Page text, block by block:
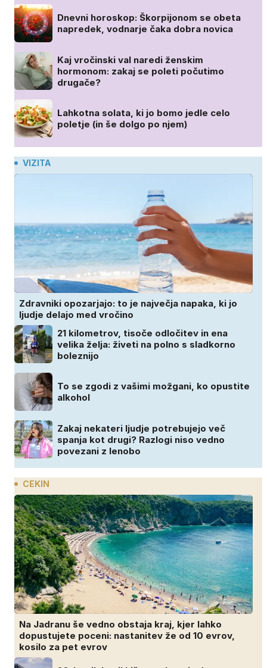
Dnevni horoskop: Škorpijonom se obeta
napredek, vodnarje čaka dobra novica
Kaj vročinski val naredi ženskim
hormonom: zakaj se poleti počutimo
drugače?
Lahkotna solata, ki jo bomo jedle celo
poletje (in še dolgo po njem)
VIZITA
Zdravniki opozarjajo: to je največja napaka, ki jo
ljudje delajo med vročino
21 kilometrov, tisoče odločitev in ena
velika želja: živeti na polno s sladkorno
boleznijo
To se zgodi z vašimi možgani, ko opustite
alkohol
Zakaj nekateri ljudje potrebujejo več
spanja kot drugi? Razlogi niso vedno
povezani z lenobo
CEKIN
Na Jadranu še vedno obstaja kraj, kjer lahko
dopustujete poceni: nastanitev že od 10 evrov,
kosilo za pet evrov